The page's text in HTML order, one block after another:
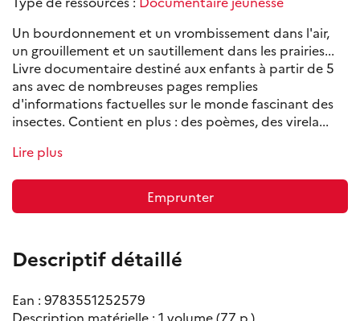
Un bourdonnement et un vrombissement dans l'air,
un grouillement et un sautillement dans les prairies...
Livre documentaire destiné aux enfants à partir de 5
ans avec de nombreuses pages remplies
d'informations factuelles sur le monde fascinant des
insectes. Contient en plus : des poèmes, des virela...
Lire plus
Emprunter
Descriptif détaillé
Ean : 9783551252579
Description matérielle : 1 volume (77 p.)